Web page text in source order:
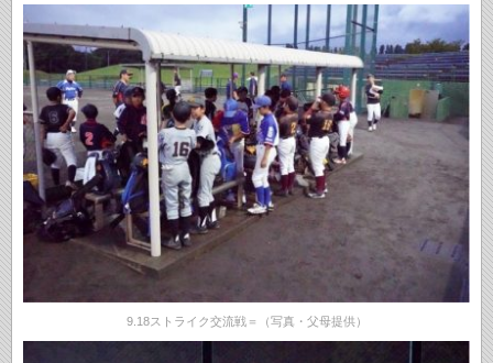
9.18ストライク交流戦＝（写真・父母提供）